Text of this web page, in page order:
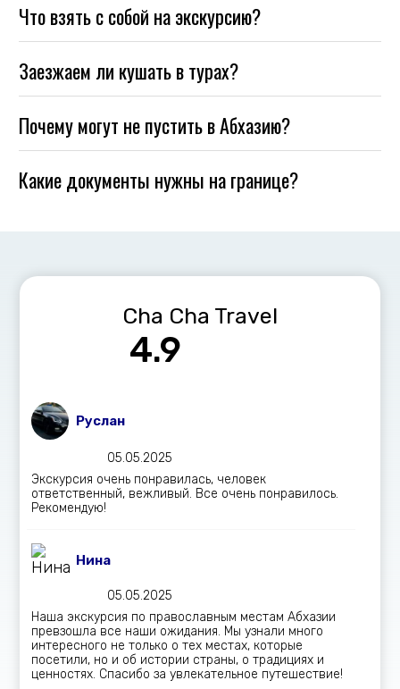
Что взять с собой на экскурсию?
Заезжаем ли кушать в турах?
Почему могут не пустить в Абхазию?
Какие документы нужны на границе?
Cha Cha Travel
4.9
Руслан
05.05.2025
Экскурсия очень понравилась, человек
ответственный, вежливый. Все очень понравилось.
Рекомендую!
Нина
05.05.2025
Наша экскурсия по православным местам Абхазии
превзошла все наши ожидания. Мы узнали много
интересного не только о тех местах, которые
посетили, но и об истории страны, о традициях и
ценностях. Спасибо за увлекательное путешествие!